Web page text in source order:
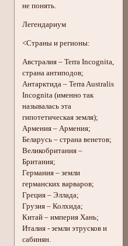
не понять.
Легендариум
<Страны и регионы:
Австралия – Terra Incognita,
страна антиподов;
Антарктида – Terra Australis
Incognita (именно так
называлась эта
гипотетическая земля);
Армения – Армения;
Беларусь – страна венетов;
Великобритания –
Британия;
Германия – земли
германских варваров;
Греция – Эллада;
Грузия – Колхида;
Китай – империя Хань;
Италия - земли этрусков и
сабинян.